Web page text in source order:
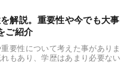
解説。重要性や今でも大事
ご紹介
要性について考えた事がありま
もあり、学歴はあまり必要ない